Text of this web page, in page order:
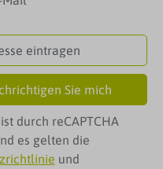
Sie mich
durch reCAPTCHA
es gelten die
und